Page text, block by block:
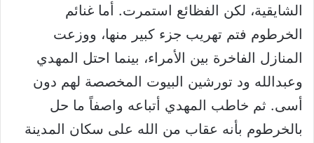
الشايقية، لكن الفظائع استمرت. أما غنائم
الخرطوم فتم تهريب جزء كبير منها، ووزعت
المنازل الفاخرة بين الأمراء، بينما احتل المهدي
وعبدالله ود تورشين البيوت المخصصة لهم دون
أسى. ثم خاطب المهدي أتباعه واصفاً ما حل
بالخرطوم بأنه عقاب من الله على سكان المدينة